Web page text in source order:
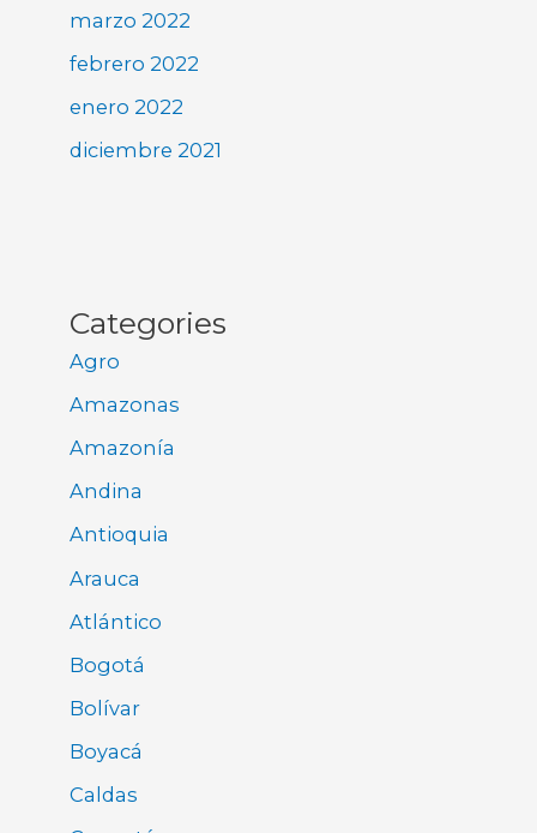
marzo 2022
febrero 2022
enero 2022
diciembre 2021
Categories
Agro
Amazonas
Amazonía
Andina
Antioquia
Arauca
Atlántico
Bogotá
Bolívar
Boyacá
Caldas